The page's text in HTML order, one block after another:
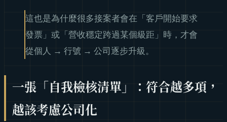
這也是為什麼很多接案者會在「客戶開始要求
發票」或「營收穩定跨過某個級距」時，才會
從個人 → 行號 → 公司逐步升級。
一張「自我檢核清單」：符合越多項，
越該考慮公司化